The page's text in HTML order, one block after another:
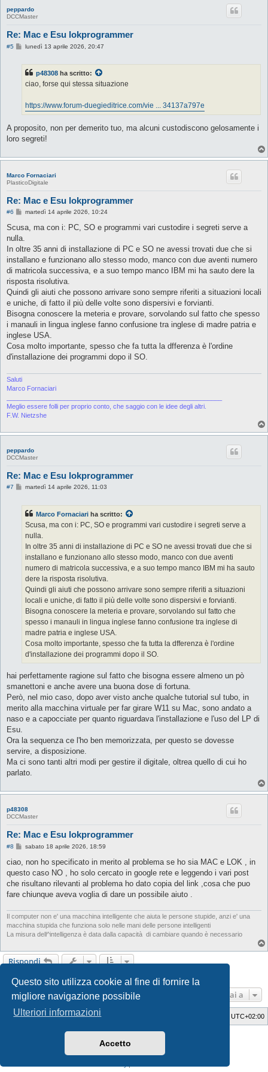
Questo sito utilizza cookie al fine di fornire la
migliore navigazione possibile
Ulteriori informazioni
Accetto
peppardo
DCCMaster
Re: Mac e Esu lokprogrammer
#5
M
a
g
o
lunedì 13 aprile 2026, 20:47
p48308 ha scritto:
ciao, forse qui stessa situazione
https://www.forum-duegieditrice.com/vie ... 34137a797e
A proposito, non per demerito tuo, ma alcuni custodiscono gelosamente i
loro segreti!
Marco Fornaciari
PlasticoDigitale
Re: Mac e Esu lokprogrammer
#6
M
s
a
g
i
o
martedì 14 aprile 2026, 10:24
Scusa, ma con i: PC, SO e programmi vari custodire i segreti serve a
nulla.
In oltre 35 anni di installazione di PC e SO ne avessi trovati due che si
installano e funzionano allo stesso modo, manco con due aventi numero
di matricola successiva, e a suo tempo manco IBM mi ha sauto dere la
risposta risolutiva.
Quindi gli aiuti che possono arrivare sono sempre riferiti a situazioni locali
e uniche, di fatto il più delle volte sono dispersivi e forvianti.
Bisogna conoscere la meteria e provare, sorvolando sul fatto che spesso
i manauli in lingua inglese fanno confusione tra inglese di madre patria e
inglese USA.
Cosa molto importante, spesso che fa tutta la dfferenza è l'ordine
d'installazione dei programmi dopo il SO.
Saluti
Marco Fornaciari
Meglio essere folli per proprio conto, che saggio con le idee degli altri.
F.W. Nietzshe
peppardo
DCCMaster
Re: Mac e Esu lokprogrammer
#7
M
a
g
g
o
martedì 14 aprile 2026, 11:03
Marco Fornaciari ha scritto:
Scusa, ma con i: PC, SO e programmi vari custodire i segreti serve a
nulla.
In oltre 35 anni di installazione di PC e SO ne avessi trovati due che si
installano e funzionano allo stesso modo, manco con due aventi
numero di matricola successiva, e a suo tempo manco IBM mi ha sauto
dere la risposta risolutiva.
Quindi gli aiuti che possono arrivare sono sempre riferiti a situazioni
locali e uniche, di fatto il più delle volte sono dispersivi e forvianti.
Bisogna conoscere la meteria e provare, sorvolando sul fatto che
spesso i manauli in lingua inglese fanno confusione tra inglese di
madre patria e inglese USA.
Cosa molto importante, spesso che fa tutta la dfferenza è l'ordine
d'installazione dei programmi dopo il SO.
hai perfettamente ragione sul fatto che bisogna essere almeno un pò
smanettoni e anche avere una buona dose di fortuna.
Però, nel mio caso, dopo aver visto anche qualche tutorial sul tubo, in
merito alla macchina virtuale per far girare W11 su Mac, sono andato a
naso e a capocciate per quanto riguardava l'installazione e l'uso del LP di
Esu.
Ora la sequenza ce l'ho ben memorizzata, per questo se dovesse
servire, a disposizione.
Ma ci sono tanti altri modi per gestire il digitale, oltrea quello di cui ho
parlato.
p48308
DCCMaster
Re: Mac e Esu lokprogrammer
#8
M
s
a
g
i
sabato 18 aprile 2026, 18:59
ciao, non ho specificato in merito al problema se ho sia MAC e LOK , in
questo caso NO , ho solo cercato in google rete e leggendo i vari post
che risultano rilevanti al problema ho dato copia del link ,cosa che puo
fare chiunque aveva voglia di dare un possibile aiuto .
Il computer non e' una macchina intelligente che aiuta le persone stupide, anzi e' una
macchina stupida che funziona solo nelle mani delle persone intelligenti
La misura dell^intelligenza è data dalla capacità di cambiare quando è necessario
Rispondi
Vai a
Indice UTC+02:00
GTA game
phpBB® Forum Software © phpBB Limited
Traduzione ItalianaphpBB-Italia.it